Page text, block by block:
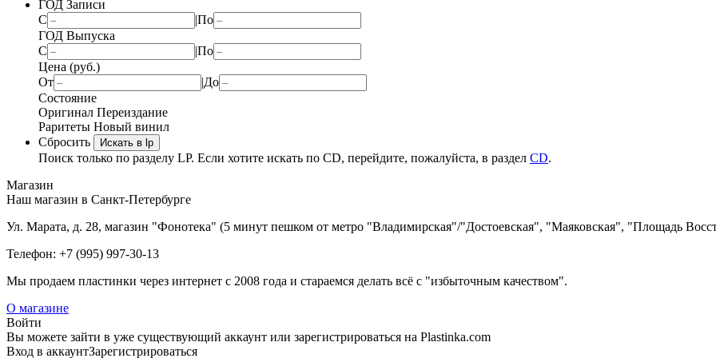
ГОД Записи
С
|По
ГОД Выпуска
С
|По
Цена (руб.)
От
|До
Состояние
Оригинал Переиздание
Раритеты Новый винил
Сбросить
Искать в lp
Поиск только по разделу LP. Если хотите искать по CD, перейдите, пожалуйста, в раздел CD.
Магазин
Наш магазин в Санкт-Петербурге
Ул. Марата, д. 28, магазин "Фонотека" (5 минут пешком от метро "Владимирская"/"Достоевская", "Маяковская", "Площадь
Телефон: +7 (995) 997-30-13
Мы продаем пластинки через интернет c 2008 года и стараемся делать всё с "избыточным качеством".
О магазине
Войти
Вы можете зайти в уже существующий аккаунт или зарегистрироваться на Plastinka.com
Вход в аккаунтЗарегистрироваться